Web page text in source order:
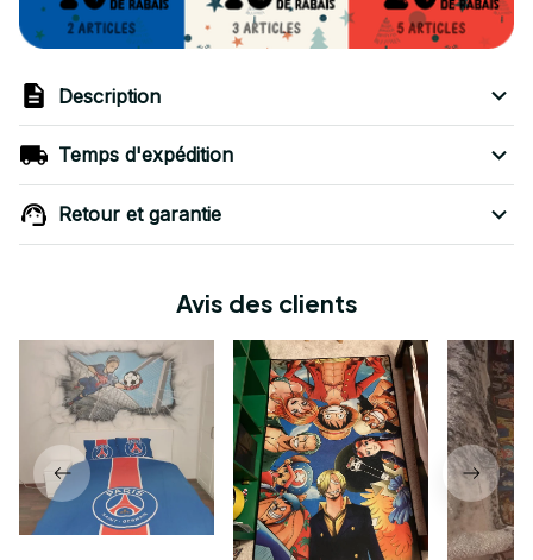
Description
Temps d'expédition
Retour et garantie
Avis des clients